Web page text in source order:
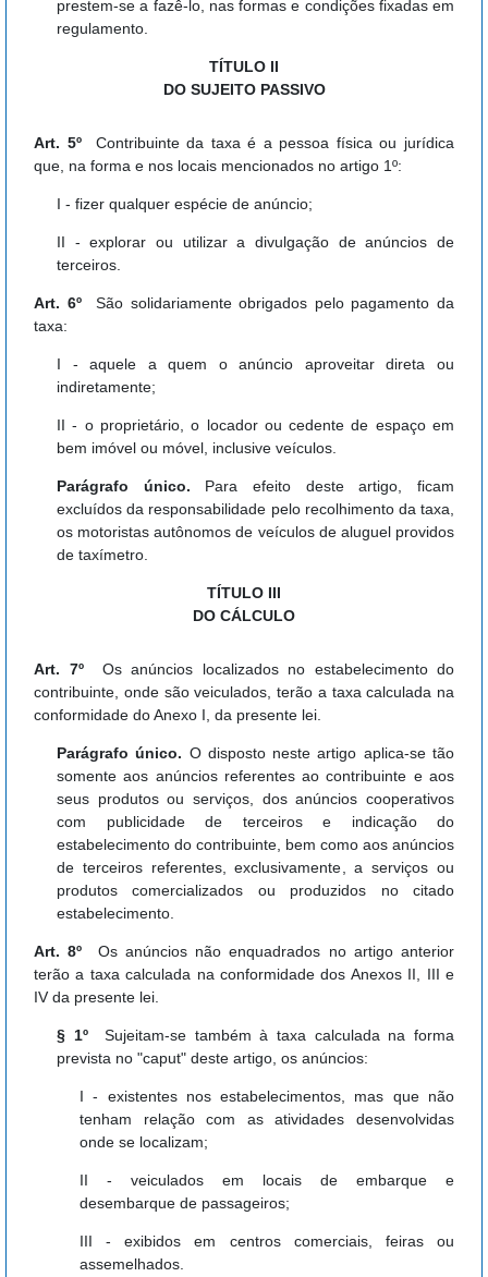
prestem-se a fazê-lo, nas formas e condições fixadas em
regulamento.
TÍTULO II
DO SUJEITO PASSIVO
Art. 5º Contribuinte da taxa é a pessoa física ou jurídica
que, na forma e nos locais mencionados no artigo 1º:
I - fizer qualquer espécie de anúncio;
II - explorar ou utilizar a divulgação de anúncios de
terceiros.
Art. 6º São solidariamente obrigados pelo pagamento da
taxa:
I - aquele a quem o anúncio aproveitar direta ou
indiretamente;
II - o proprietário, o locador ou cedente de espaço em
bem imóvel ou móvel, inclusive veículos.
Parágrafo único. Para efeito deste artigo, ficam
excluídos da responsabilidade pelo recolhimento da taxa,
os motoristas autônomos de veículos de aluguel providos
de taxímetro.
TÍTULO III
DO CÁLCULO
Art. 7º Os anúncios localizados no estabelecimento do
contribuinte, onde são veiculados, terão a taxa calculada na
conformidade do Anexo I, da presente lei.
Parágrafo único. O disposto neste artigo aplica-se tão
somente aos anúncios referentes ao contribuinte e aos
seus produtos ou serviços, dos anúncios cooperativos
com publicidade de terceiros e indicação do
estabelecimento do contribuinte, bem como aos anúncios
de terceiros referentes, exclusivamente, a serviços ou
produtos comercializados ou produzidos no citado
estabelecimento.
Art. 8º Os anúncios não enquadrados no artigo anterior
terão a taxa calculada na conformidade dos Anexos II, III e
IV da presente lei.
§ 1ºSujeitam-se também à taxa calculada na forma
prevista no "caput" deste artigo, os anúncios:
I - existentes nos estabelecimentos, mas que não
tenham relação com as atividades desenvolvidas
onde se localizam;
II - veiculados em locais de embarque e
desembarque de passageiros;
III - exibidos em centros comerciais, feiras ou
assemelhados.